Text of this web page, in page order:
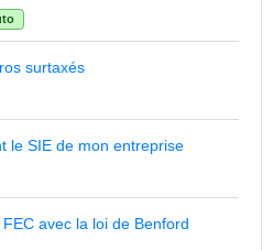
surtaxés
le SIE de mon entreprise
avec la loi de Benford